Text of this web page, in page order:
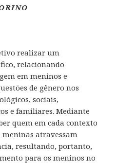
realizar um
relacionando
em meninos e
de gênero nos
sociais,
e familiares. Mediante
quem em cada contexto
atravessam
resultando, portanto,
para os meninos no